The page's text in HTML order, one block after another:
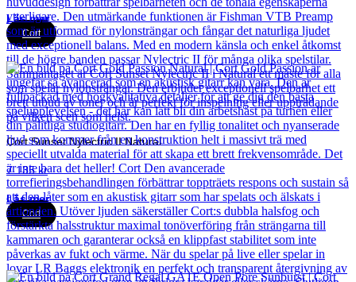
Läs mer
Cort
Cort Sunset Nylectric II Natural
7 135kr
Läs mer
Cort